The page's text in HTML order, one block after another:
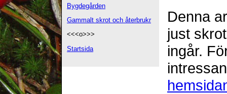
Bygdegården
Gammalt skrot och återbrukr
<<<o>>>
Startsida
Denna
just
ingår.